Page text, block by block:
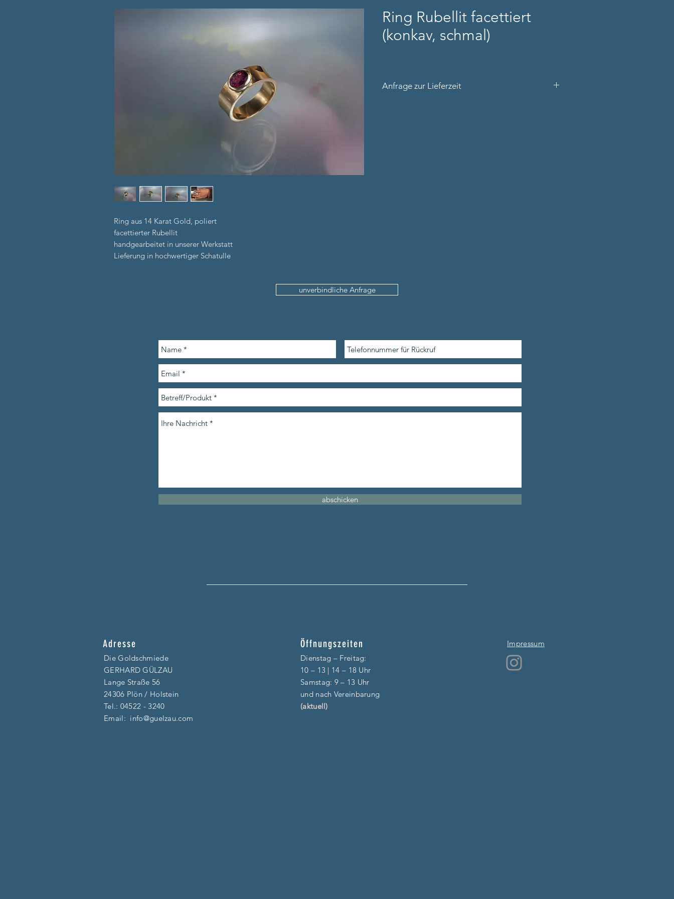
Ring aus 14 Karat Gold, poliert
facettierter Rubellit
handgearbeitet in unserer Werkstatt
Lieferung in hochwertiger Schatulle
Ring Rubellit facettiert
(konkav, schmal)
Anfrage zur Lieferzeit
unverbindliche Anfrage
abschicken
Adresse
Die Goldschmiede
GERHARD GÜLZAU
Lange Straße 56
24306 Plön / Holstein
Tel.: 04522 - 3240
Email: info@guelzau.com
Öffnungszeiten
Dienstag – Freitag:
10 – 13 | 14 – 18 Uhr
​​Samstag: 9 – 13 Uhr
und nach Vereinbarung
(aktuell)
Impressum